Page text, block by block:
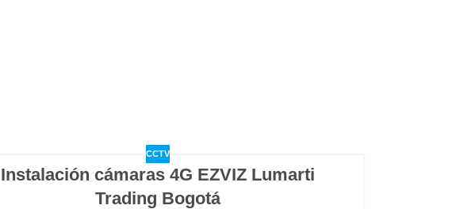
CCTV
Instalación cámaras 4G EZVIZ Lumarti
Trading Bogotá